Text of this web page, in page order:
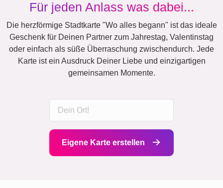
Für jeden Anlass was dabei...
Die herzförmige Stadtkarte "Wo alles begann" ist das ideale
Geschenk für Deinen Partner zum Jahrestag, Valentinstag
oder einfach als süße Überraschung zwischendurch. Jede
Karte ist ein Ausdruck Deiner Liebe und einzigartigen
gemeinsamen Momente.
Eigene Karte erstellen